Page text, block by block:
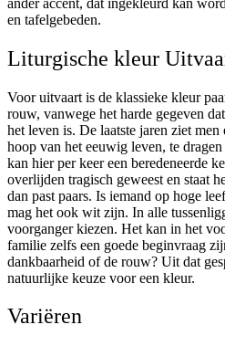
en tafelgebeden.
Liturgische kleur
Voor uitvaart is de klassieke kleur
rouw, vanwege het harde gegeven
het leven is. De laatste jaren ziet
hoop van het eeuwig leven, te
kan hier per keer een beredeneerde
overlijden tragisch geweest en staat
dan past paars. Is iemand op hoge
mag het ook wit zijn. In alle
voorganger kiezen. Het kan in het
familie zelfs een goede beginvraag
dankbaarheid of de rouw? Uit dat
natuurlijke keuze voor een kleur.
Variëren